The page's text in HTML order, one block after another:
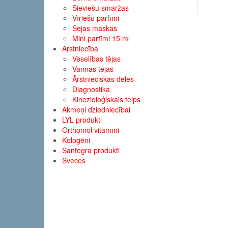
Sieviešu smaržas
Vīriešu parfīmi
Sejas maskas
Mini parfīmi 15 ml
Ārstniecība
Veselības tējas
Vannas tējas
Ārstnieciskās dēles
Diagnostika
Kinezioloģiskais teips
Akmeņi dziedniecībai
LYL produkti
Orthomol vitamīni
Kologēni
Santegra produkti
Sveces